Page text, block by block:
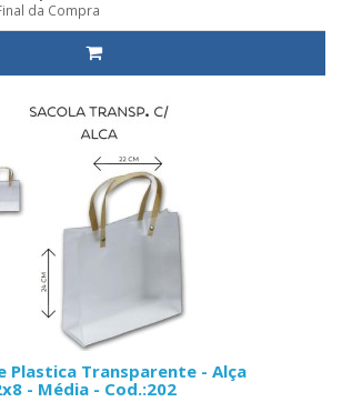
da Compra
Plastica Transparente - Alça
- Média - Cod.:202